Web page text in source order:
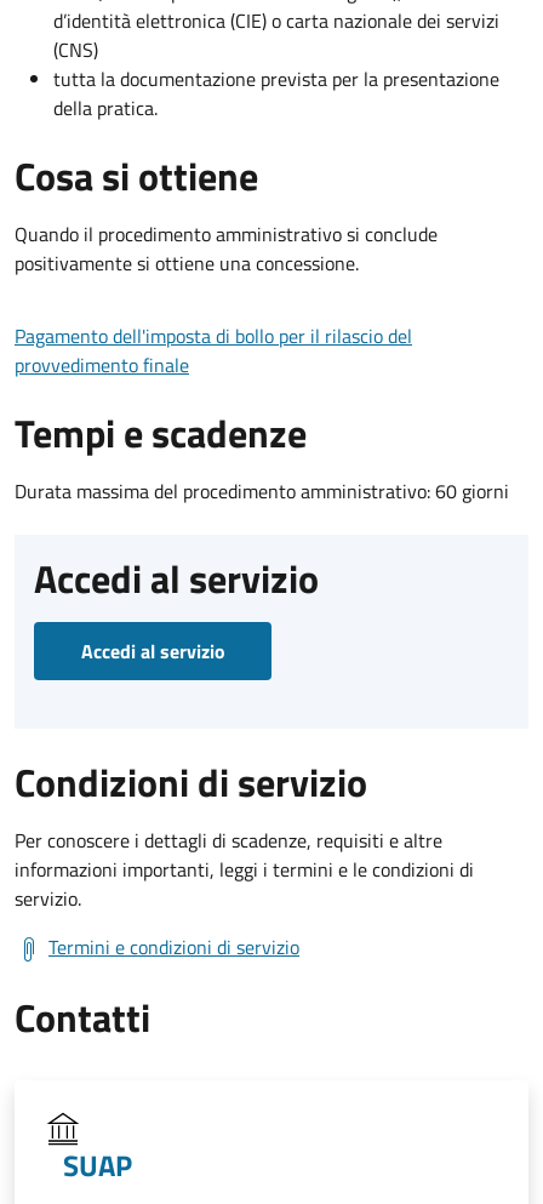
d’identità elettronica (CIE) o carta nazionale dei servizi
(CNS)
tutta la documentazione prevista per la presentazione
della pratica.
Cosa si ottiene
Quando il procedimento amministrativo si conclude
positivamente si ottiene una concessione.
Pagamento dell'imposta di bollo per il rilascio del
provvedimento finale
Tempi e scadenze
Durata massima del procedimento amministrativo: 60 giorni
Accedi al servizio
Accedi al servizio
Condizioni di servizio
Per conoscere i dettagli di scadenze, requisiti e altre
informazioni importanti, leggi i termini e le condizioni di
servizio.
Termini e condizioni di servizio
Contatti
SUAP